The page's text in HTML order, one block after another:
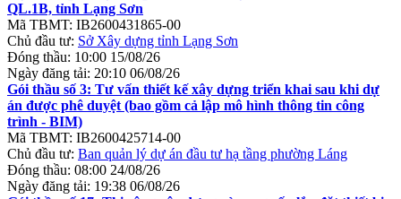
QL.1B, tỉnh Lạng Sơn
Mã TBMT: IB2600431865-00
Chủ đầu tư: Sở Xây dựng tỉnh Lạng Sơn
Đóng thầu: 10:00 15/08/26
Ngày đăng tải: 20:10 06/08/26
Gói thầu số 3: Tư vấn thiết kế xây dựng triển khai sau khi dự
án được phê duyệt (bao gồm cả lập mô hình thông tin công
trình - BIM)
Mã TBMT: IB2600425714-00
Chủ đầu tư: Ban quản lý dự án đầu tư hạ tầng phường Láng
Đóng thầu: 08:00 24/08/26
Ngày đăng tải: 19:38 06/08/26